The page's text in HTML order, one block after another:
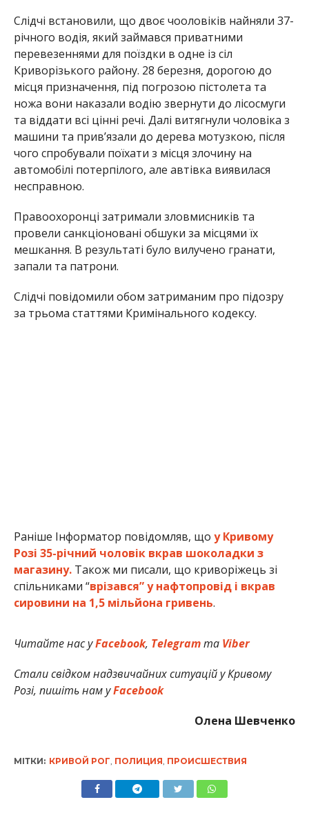
Слідчі встановили, що двоє чооловіків найняли 37-
річного водія, який займався приватними
перевезеннями для поїздки в одне із сіл
Криворізького району. 28 березня, дорогою до
місця призначення, під погрозою пістолета та
ножа вони наказали водію звернути до лісосмуги
та віддати всі цінні речі. Далі витягнули чоловіка з
машини та привʼязали до дерева мотузкою, після
чого спробували поїхати з місця злочину на
автомобілі потерпілого, але автівка виявилася
несправною.
Правоохоронці затримали зловмисників та
провели санкціоновані обшуки за місцями їх
мешкання. В результаті було вилучено гранати,
запали та патрони.
Слідчі повідомили обом затриманим про підозру
за трьома статтями Кримінального кодексу.
Раніше Інформатор повідомляв, що у Кривому
Розі 35-річний чоловік вкрав шоколадки з
магазину.Також ми писали, що криворіжець зі
спільниками “врізався” у нафтопровід і вкрав
сировини на 1,5 мільйона гривень.
Читайте нас уFacebook, Telegramта Viber
Стали свідком надзвичайних ситуацій у Кривому
Розі, пишіть нам уFacebook
Олена Шевченко
МІТКИ: КРИВОЙ РОГ, ПОЛИЦИЯ, ПРОИСШЕСТВИЯ